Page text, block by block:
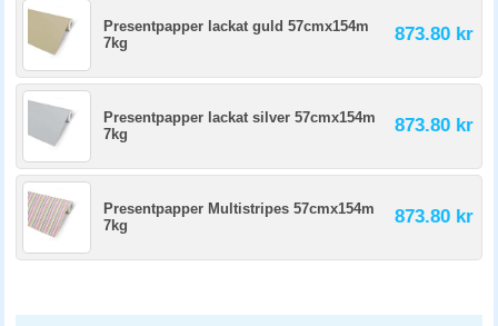
Presentpapper lackat guld 57cmx154m
7kg
873.80 kr
Presentpapper lackat silver 57cmx154m
7kg
873.80 kr
Presentpapper Multistripes 57cmx154m
7kg
873.80 kr